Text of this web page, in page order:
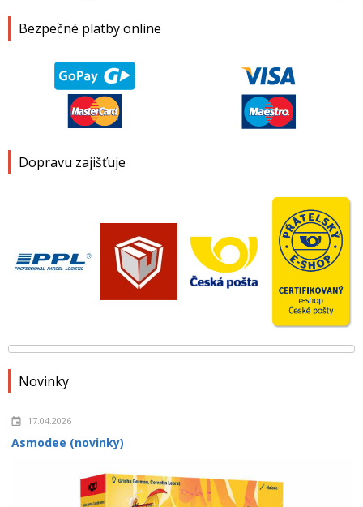
Bezpečné platby online
Dopravu zajišťuje
Novinky
17.04.2026
Asmodee (novinky)